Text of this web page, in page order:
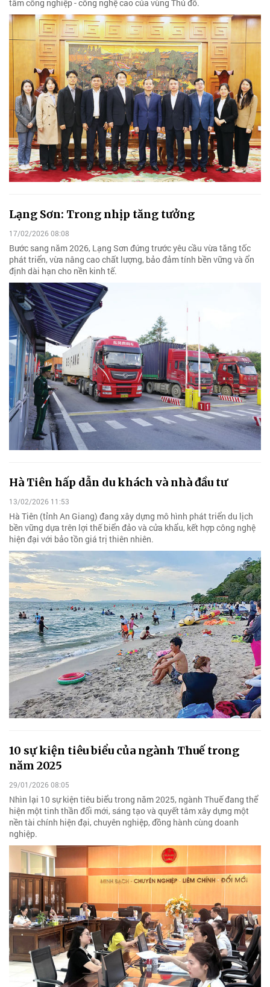
tâm công nghiệp - công nghệ cao của vùng Thủ đô.
Lạng Sơn: Trong nhịp tăng tưởng
17/02/2026 08:08
Bước sang năm 2026, Lạng Sơn đứng trước yêu cầu vừa tăng tốc
phát triển, vừa nâng cao chất lượng, bảo đảm tính bền vững và ổn
định dài hạn cho nền kinh tế.
Hà Tiên hấp dẫn du khách và nhà đầu tư
13/02/2026 11:53
Hà Tiên (tỉnh An Giang) đang xây dựng mô hình phát triển du lịch
bền vững dựa trên lợi thế biển đảo và cửa khẩu, kết hợp công nghệ
hiện đại với bảo tồn giá trị thiên nhiên.
10 sự kiện tiêu biểu của ngành Thuế trong
năm 2025
29/01/2026 08:05
Nhìn lại 10 sự kiện tiêu biểu trong năm 2025, ngành Thuế đang thể
hiện một tinh thần đổi mới, sáng tạo và quyết tâm xây dựng một
nền tài chính hiện đại, chuyên nghiệp, đồng hành cùng doanh
nghiệp.